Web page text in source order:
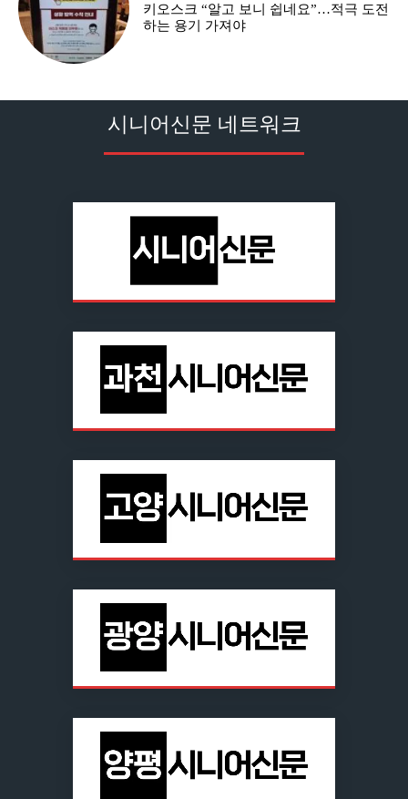
키오스크 “알고 보니 쉽네요”…적극 도전
하는 용기 가져야
시니어신문 네트워크